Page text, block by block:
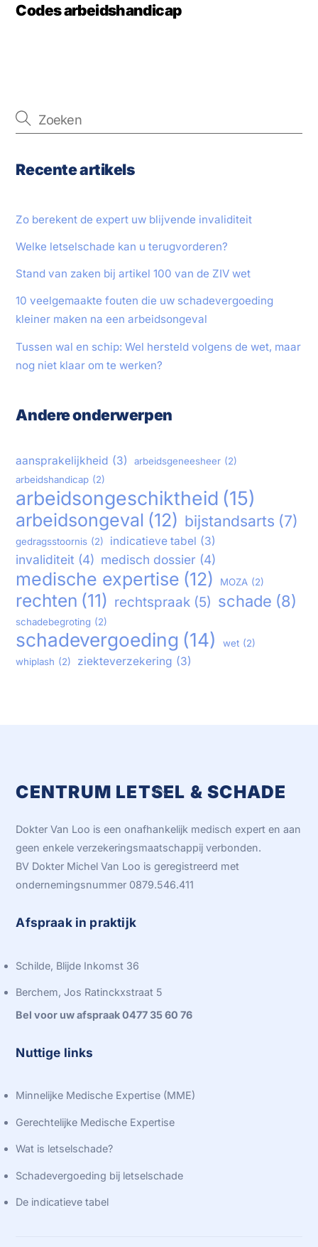
Codes arbeidshandicap
Recente artikels
Zo berekent de expert uw blijvende invaliditeit
Welke letselschade kan u terugvorderen?
Stand van zaken bij artikel 100 van de ZIV wet
10 veelgemaakte fouten die uw schadevergoeding
kleiner maken na een arbeidsongeval
Tussen wal en schip: Wel hersteld volgens de wet, maar
nog niet klaar om te werken?
Andere onderwerpen
aansprakelijkheid (3) arbeidsgeneesheer (2)
arbeidshandicap (2)
arbeidsongeschiktheid (15)
arbeidsongeval (12) bijstandsarts (7)
gedragsstoornis (2) indicatieve tabel (3)
invaliditeit (4) medisch dossier (4)
medische expertise (12) MOZA (2)
rechten (11) rechtspraak (5) schade (8)
schadebegroting (2)
schadevergoeding (14) wet (2)
whiplash (2) ziekteverzekering (3)
Back
Top
CENTRUM LETSEL & SCHADE
Dokter Van Loo is een onafhankelijk medisch expert en aan
geen enkele verzekeringsmaatschappij verbonden.
BV Dokter Michel Van Loo is geregistreerd met
ondernemingsnummer 0879.546.411
Afspraak in praktijk
Schilde, Blijde Inkomst 36
Berchem, Jos Ratinckxstraat 5
Bel voor uw afspraak 0477 35 60 76
Nuttige links
Minnelijke Medische Expertise (MME)
Gerechtelijke Medische Expertise
Wat is letselschade?
Schadevergoeding bij letselschade
De indicatieve tabel